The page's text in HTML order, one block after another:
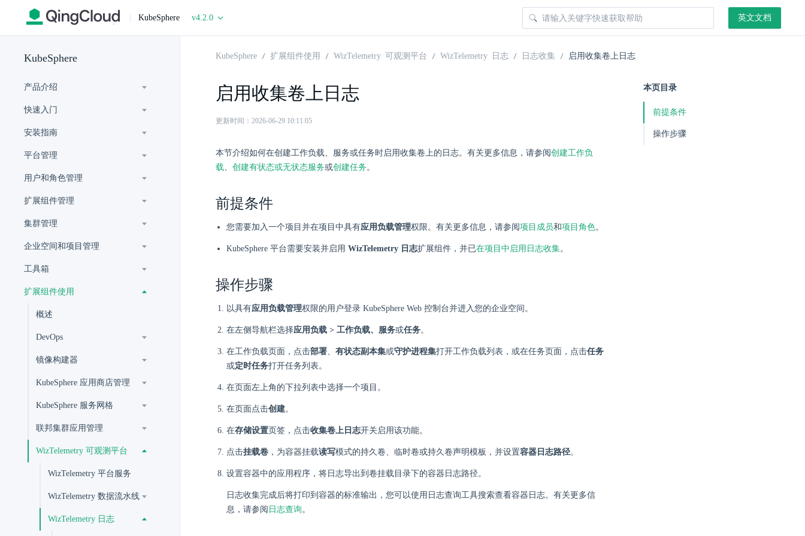
| KubeSphere v4.2.0 英文文档
KubeSphere
产品介绍
快速入门
安装指南
平台管理
用户和角色管理
扩展组件管理
集群管理
企业空间和项目管理
工具箱
扩展组件使用
概述
DevOps
镜像构建器
KubeSphere 应用商店管理
KubeSphere 服务网格
联邦集群应用管理
WizTelemetry 可观测平台
WizTelemetry 平台服务
WizTelemetry 数据流水线
WizTelemetry 日志
KubeSphere 扩展组件使用 WizTelemetry 可观测平台 WizTelemetry 日志 日志收集 启用收集卷上日志
启用收集卷上日志
更新时间：2026-06-29 10:11:05
本节介绍如何在创建工作负载、服务或任务时启用收集卷上的日志。有关更多信息，请参阅创建工作负
载、 创建有状态或无状态服务或创建任务。
前提条件
您需要加入一个项目并在项目中具有应用负载管理权限。有关更多信息，请参阅项目成员和项目角色。
KubeSphere 平台需要安装并启用 WizTelemetry 日志扩展组件，并已在项目中启用日志收集。
操作步骤
以具有应用负载管理权限的用户登录 KubeSphere Web 控制台并进入您的企业空间。
在左侧导航栏选择应用负载 > 工作负载、服务或任务。
在工作负载页面，点击部署、 有状态副本集或守护进程集打开工作负载列表，或在任务页面，点击任务
或定时任务打开任务列表。
在页面左上角的下拉列表中选择一个项目。
在页面点击创建。
在存储设置页签，点击收集卷上日志开关启用该功能。
点击挂载卷 ，为容器挂载读写模式的持久卷、临时卷或持久卷声明模板，并设置容器日志路径。
设置容器中的应用程序，将日志导出到卷挂载目录下的容器日志路径。
日志收集完成后将打印到容器的标准输出，您可以使用日志查询工具搜索查看容器日志。有关更多信
息，请参阅 日志查询。
本页目录
前提条件
操作步骤